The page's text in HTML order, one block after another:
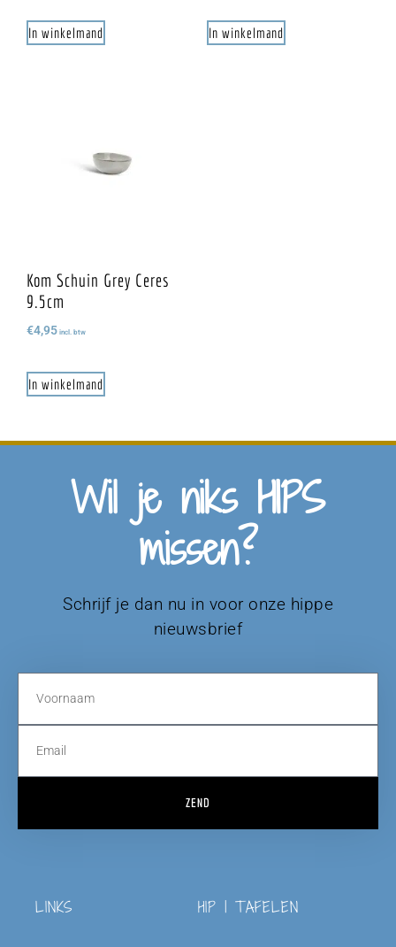
In winkelmand In winkelmand
Kom Schuin Grey Ceres
9.5cm
€4,95 incl. btw
In winkelmand
Wil je niks HIPS
missen?
Schrijf je dan nu in voor onze hippe
nieuwsbrief
ZEND
LINKS HIP | TAFELEN